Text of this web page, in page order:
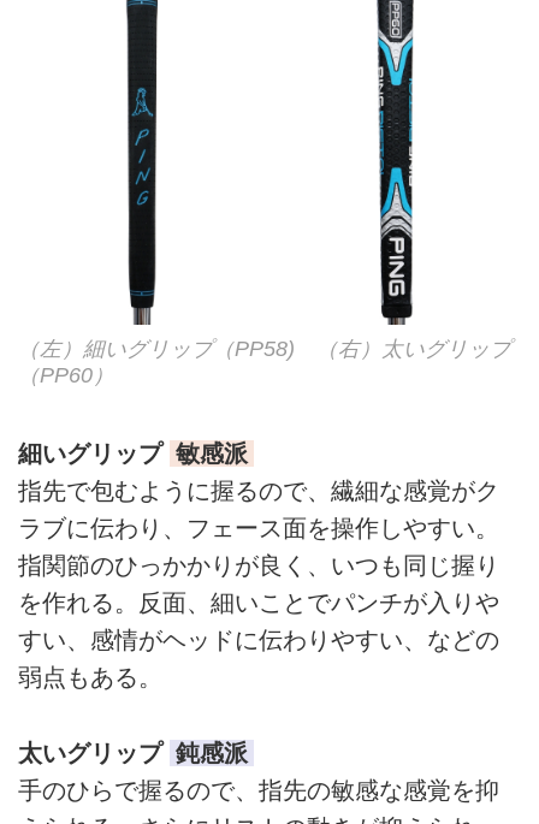
（左）細いグリップ（PP58) （右）太いグリップ
（PP60）
細いグリップ 敏感派
指先で包むように握るので、繊細な感覚がク
ラブに伝わり、フェース面を操作しやすい。
指関節のひっかかりが良く、いつも同じ握り
を作れる。反面、細いことでパンチが入りや
すい、感情がヘッドに伝わりやすい、などの
弱点もある。
太いグリップ 鈍感派
手のひらで握るので、指先の敏感な感覚を抑